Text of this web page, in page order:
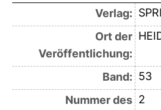
Verlag:
Ort der
Veröffentlichung:
Band: 53
Nummer des 2